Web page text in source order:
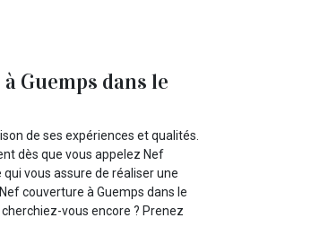
Guemps dans le
de ses expériences et qualités.
dès que vous appelez Nef
vous assure de réaliser une
couverture à Guemps dans le
vous encore ? Prenez